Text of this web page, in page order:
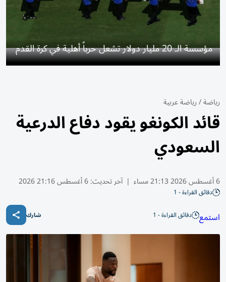
مؤسسة الـ 20 مليار دولار تشعل حرباً أهلية في كرة القدم
رياضة/رياضة عربية
قائد الكونغو يقود دفاع الدرعية
السعودي
6 أغسطس 2026 21:13 مساء | آخر تحديث:6 أغسطس 21:16 2026
دقائق القراءة - 1
استمع دقائق القراءة - 1 شارك